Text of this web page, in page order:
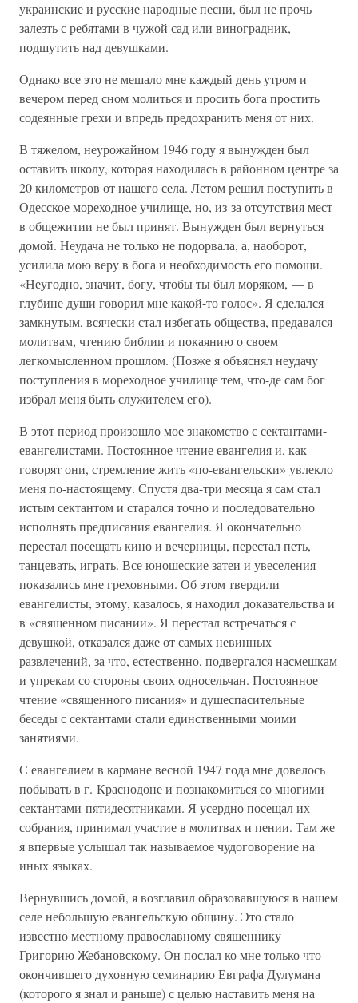
украинские и русские народные песни, был не прочь
залезть с ребятами в чужой сад или виноградник,
подшутить над девушками.
Однако все это не мешало мне каждый день утром и
вечером перед сном молиться и просить бога простить
содеянные грехи и впредь предохранить меня от них.
В тяжелом, неурожайном 1946 году я вынужден был
оставить школу, которая находилась в районном центре за
20 километров от нашего села. Летом решил поступить в
Одесское мореходное училище, но, из-за отсутствия мест
в общежитии не был принят. Вынужден был вернуться
домой. Неудача не только не подорвала, а, наоборот,
усилила мою веру в бога и необходимость его помощи.
«Неугодно, значит, богу, чтобы ты был моряком, — в
глубине души говорил мне какой-то голос». Я сделался
замкнутым, всячески стал избегать общества, предавался
молитвам, чтению библии и покаянию о своем
легкомысленном прошлом. (Позже я объяснял неудачу
поступления в мореходное училище тем, что-де сам бог
избрал меня быть служителем его).
В этот период произошло мое знакомство с сектантами-
евангелистами. Постоянное чтение евангелия и, как
говорят они, стремление жить «по-евангельски» увлекло
меня по-настоящему. Спустя два-три месяца я сам стал
истым сектантом и старался точно и последовательно
исполнять предписания евангелия. Я окончательно
перестал посещать кино и вечерницы, перестал петь,
танцевать, играть. Все юношеские затеи и увеселения
показались мне греховными. Об этом твердили
евангелисты, этому, казалось, я находил доказательства и
в «священном писании». Я перестал встречаться с
девушкой, отказался даже от самых невинных
развлечений, за что, естественно, подвергался насмешкам
и упрекам со стороны своих односельчан. Постоянное
чтение «священного писания» и душеспасительные
беседы с сектантами стали единственными моими
занятиями.
С евангелием в кармане весной 1947 года мне довелось
побывать в г. Краснодоне и познакомиться со многими
сектантами-пятидесятниками. Я усердно посещал их
собрания, принимал участие в молитвах и пении. Там же
я впервые услышал так называемое чудоговорение на
иных языках.
Вернувшись домой, я возглавил образовавшуюся в нашем
селе небольшую евангельскую общину. Это стало
известно местному православному священнику
Григорию Жебановскому. Он послал ко мне только что
окончившего духовную семинарию Евграфа Дулумана
(которого я знал и раньше) с целью наставить меня на